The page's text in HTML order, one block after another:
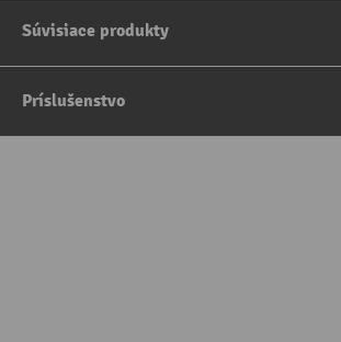
Súvisiace produkty
Príslušenstvo